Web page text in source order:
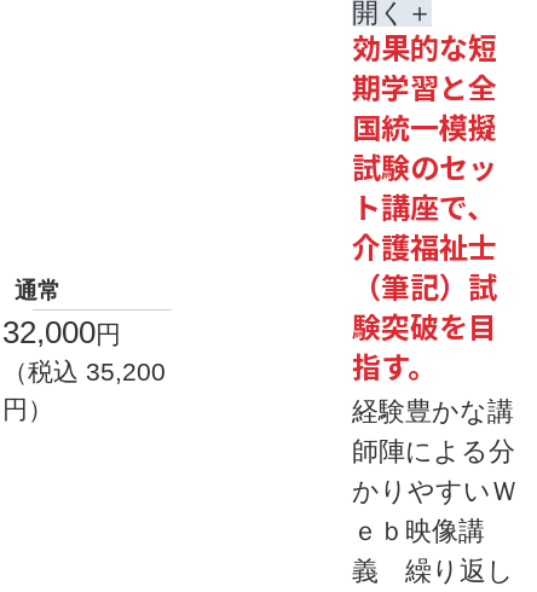
通常
32,000円
（税込 35,200
円）
効果的な短
期学習と全
国統一模擬
試験のセッ
ト講座で、
介護福祉士
（筆記）試
験突破を目
指す。
経験豊かな講
師陣による分
かりやすいＷ
ｅｂ映像講
義 繰り返し